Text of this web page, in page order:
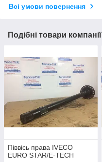
Всі умови повернення
Подібні товари компанії
Піввісь права IVECO
EURO STAR/E-TECH